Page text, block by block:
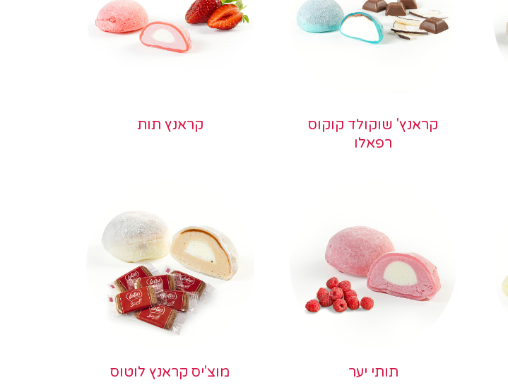
קראנץ' שוקולד קוקוס
רפאלו
קראנץ תות
תותי יער מוצ'יס קראנץ לוטוס